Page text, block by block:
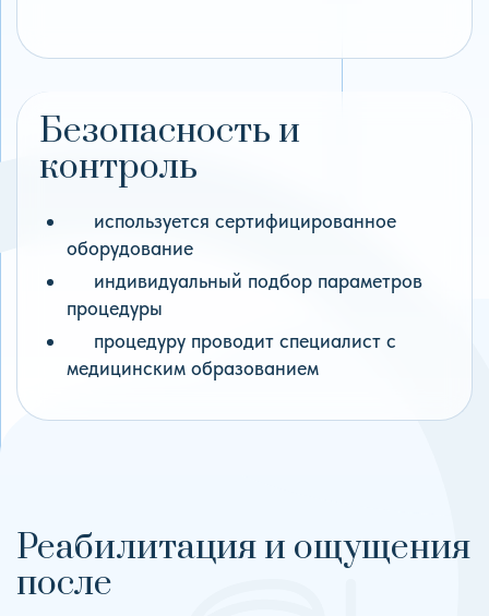
Безопасность и
контроль
используется сертифицированное
оборудование
индивидуальный подбор параметров
процедуры
процедуру проводит специалист с
медицинским образованием
Реабилитация и ощущения
после